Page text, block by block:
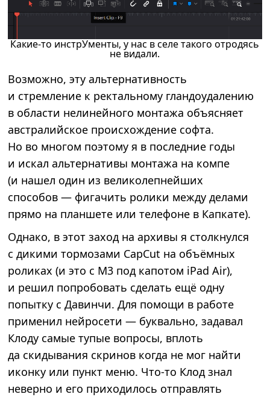
Какие-то инстрУменты, у нас в селе такого отродясь
не видали.
Возможно, эту альтернативность
и стремление к ректальному гландоудалению
в области нелинейного монтажа объясняет
австралийское происхождение софта.
Но во многом поэтому я в последние годы
и искал альтернативы монтажа на компе
(и нашел один из великолепнейших
способов — фигачить ролики между делами
прямо на планшете или телефоне в Капкате).
Однако, в этот заход на архивы я столкнулся
с дикими тормозами CapCut на объёмных
роликах (и это с M3 под капотом iPad Air),
и решил попробовать сделать ещё одну
попытку с Давинчи. Для помощи в работе
применил нейросети — буквально, задавал
Клоду самые тупые вопросы, вплоть
да скидывания скринов когда не мог найти
иконку или пункт меню. Что-то Клод знал
неверно и его приходилось отправлять